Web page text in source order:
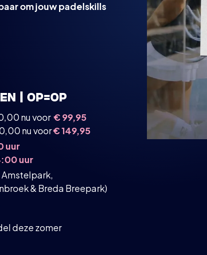
om jouw padelskills
| OP=OP
nu voor€ 99,95
nu voor€ 149,95
uur
uur
Amstelpark,
& Breda Breepark)
deze zomer